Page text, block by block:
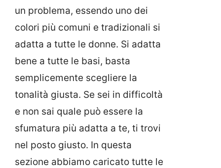
un problema, essendo uno dei
colori più comuni e tradizionali si
adatta a tutte le donne. Si adatta
bene a tutte le basi, basta
semplicemente scegliere la
tonalità giusta. Se sei in difficoltà
e non sai quale può essere la
sfumatura più adatta a te, ti trovi
nel posto giusto. In questa
sezione abbiamo caricato tutte le